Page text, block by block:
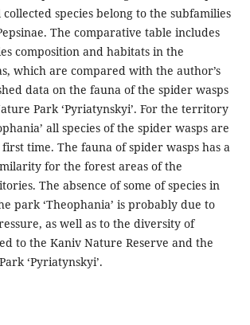
collected species belong to the subfamilies
The comparative table includes
composition and habitats in the
which are compared with the author’s
data on the fauna of the spider wasps
Park ‘Pyriatynskyi’. For the territory
all species of the spider wasps are
time. The fauna of spider wasps has a
for the forest areas of the
The absence of some of species in
park ‘Theophania’ is probably due to
as well as to the diversity of
to the Kaniv Nature Reserve and the
‘Pyriatynskyi’.